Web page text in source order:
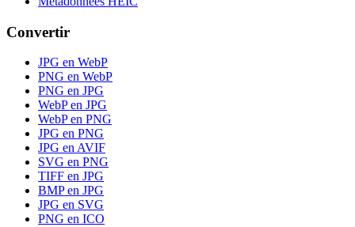
Convertir
JPG en WebP
PNG en WebP
PNG en JPG
WebP en JPG
WebP en PNG
JPG en PNG
JPG en AVIF
SVG en PNG
TIFF en JPG
BMP en JPG
JPG en SVG
PNG en ICO